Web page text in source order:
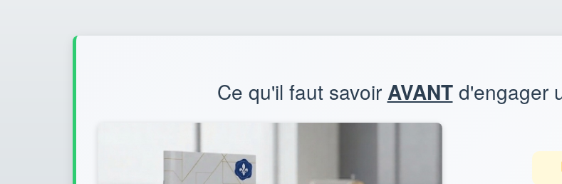
Ce qu'il faut savoir AVANTd'engager